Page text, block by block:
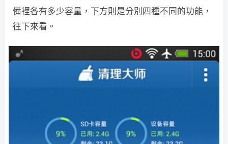
備裡各有多少容量，下方則是分別四種不同的功能，
往下來看。